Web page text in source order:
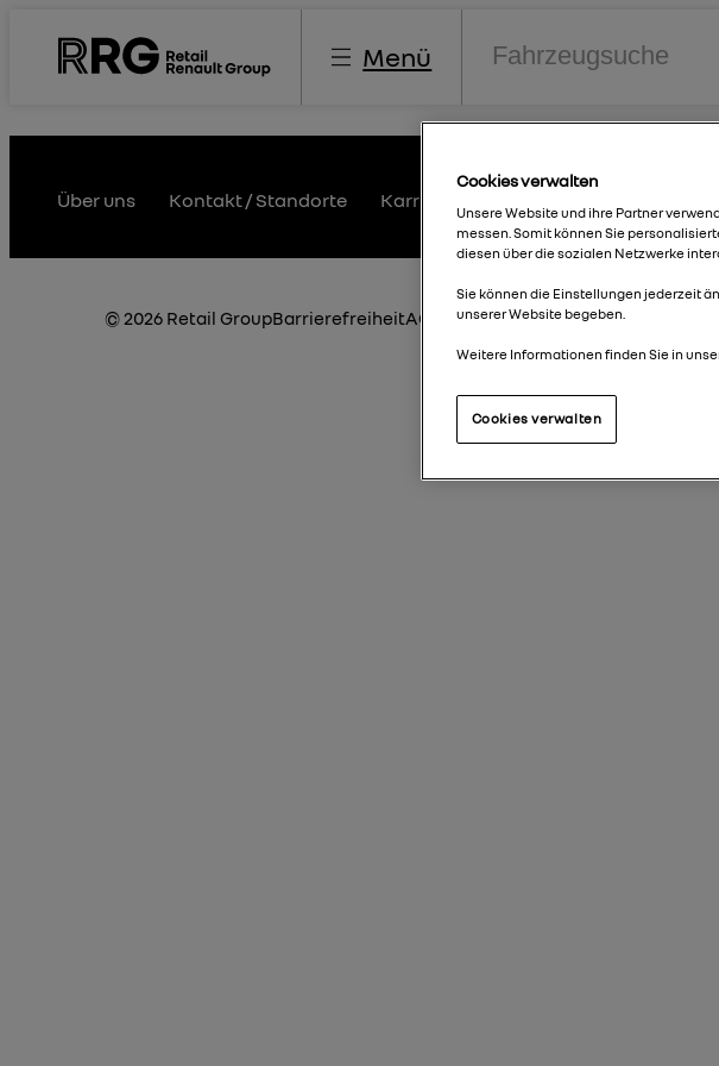
Menü
Über uns Kontakt / Standorte Karriere
InstagramLinkedin
© 2026 Retail GroupBarrierefreiheitAGB Hinweisgebersystem
Cookies verwalten
Unsere Website und ihre Partner
messen. Somit können Sie
diesen über die sozialen Netzwerke
Sie können die Einstellungen jederzeit
unserer Website begeben.
Weitere Informationen finden Sie in
Cookies verwalten